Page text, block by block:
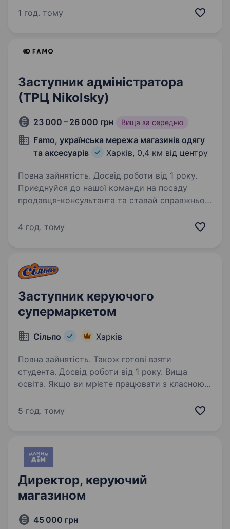
сім'ї A.S. Watson Group: найбільшої у світі
1 год. тому
Заступник адміністратора
(ТРЦ Nikolsky)
23 000 – 26 000 грн Вища за середню
Famo, українська мережа магазинів одягу
та аксесуарів
Харків, 0,4 км від центру
Повна зайнятість. Досвід роботи від 1 року.
Приєднуйся до нашої команди на посаду
продавця-консультанта та ставай справжньою
де українська мода стає реальністю.
4 год. тому
Заступник керуючого
супермаркетом
Сільпо Харків
Повна зайнятість. Також готові взяти
студента. Досвід роботи від 1 року. Вища
освіта. Якщо ви мрієте працювати з класною
із найкращими — ця вакансія для вас! Кого
розуміє операційні…
5 год. тому
Директор, керуючий
магазином
45 000 грн